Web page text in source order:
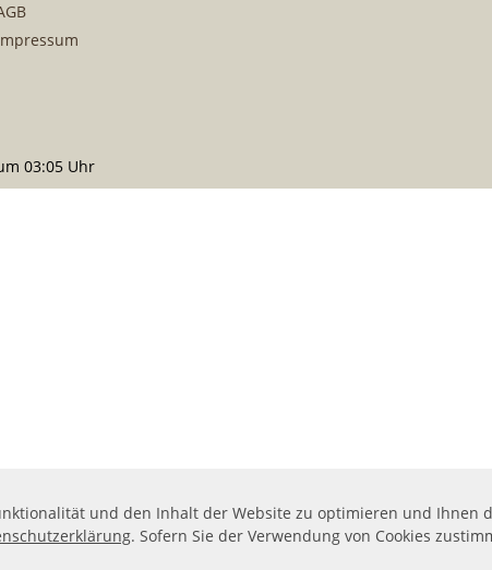
03:05 Uhr
und den Inhalt der Website zu optimieren und Ihnen
. Sofern Sie der Verwendung von Cookies